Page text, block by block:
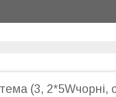
(3, 2*5Wчорні,